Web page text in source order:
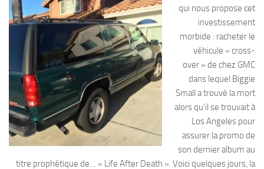
qui nous propose cet
investissement
morbide : racheter le
véhicule « cross-
over » de chez GMC
dans lequel Biggie
Small a trouvé la mort
alors qu’il se trouvait à
Los Angeles pour
assurer la promo de
son dernier album au
titre prophétique de… « Life After Death ». Voici quelques jours, la